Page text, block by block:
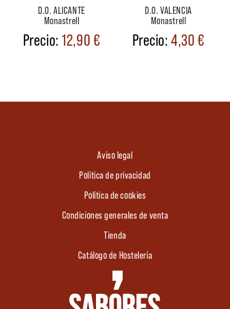
D.O. ALICANTE
Monastrell
12,90€
D.O. VALENCIA
Monastrell
4,30€
Aviso legal
Política de privacidad
Política de cookies
Condiciones generales de venta
Tienda
Catálogo de Hostelería